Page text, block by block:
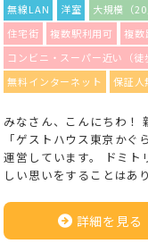
無線LAN 洋室 大規模（20
住宅街
複数駅利用可 複数
コンビニ・スーパー近い（徒
無料インターネット
保証人
みなさん、こんにちわ！
「ゲストハウス東京か
運営しています。 ドミト
しい思いをすることはあ
詳細を見る